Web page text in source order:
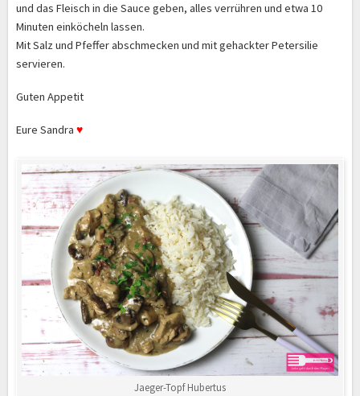
und das Fleisch in die Sauce geben, alles verrühren und etwa 10
Minuten einköcheln lassen.
Mit Salz und Pfeffer abschmecken und mit gehackter Petersilie
servieren.
Guten Appetit
Eure Sandra ♥
Jaeger-Topf Hubertus